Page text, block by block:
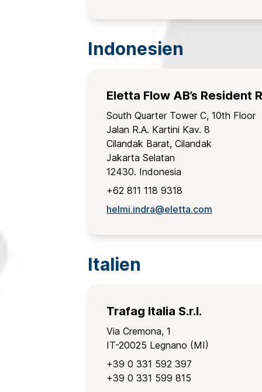
Indonesien
Eletta Flow AB’s Resident
South Quarter Tower C, 10th Floor
Jalan R.A. Kartini Kav. 8
Cilandak Barat, Cilandak
Jakarta Selatan
12430. Indonesia
+62 811 118 9318
helmi.indra@eletta.com
Italien
Trafag Italia S.r.l.
Via Cremona, 1
IT-20025 Legnano (MI)
+39 0 331 592 397
+39 0 331 599 815